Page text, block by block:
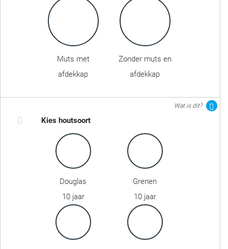
Muts met
afdekkap
Zonder muts en
afdekkap
Wat is dit?
Kies houtsoort
Douglas
10 jaar
Grenen
10 jaar